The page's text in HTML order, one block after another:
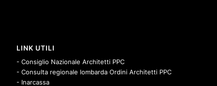
LINK UTILI
- Consiglio Nazionale Architetti PPC
- Consulta regionale lombarda Ordini Architetti PPC
- Inarcassa